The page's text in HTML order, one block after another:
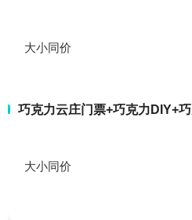
大小同价
巧克力云庄门票+巧克力DIY+
大小同价